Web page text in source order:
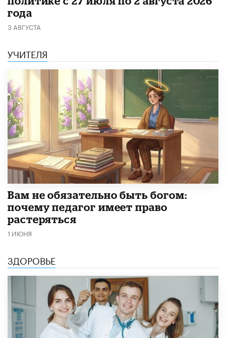
года
3 АВГУСТА
УЧИТЕЛЯ
​Вам не обязательно быть богом:
почему педагог имеет право
растеряться
1 ИЮНЯ
ЗДОРОВЬЕ